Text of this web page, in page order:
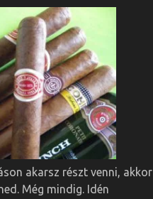
akarsz részt venni, akkor
Még mindig. Idén